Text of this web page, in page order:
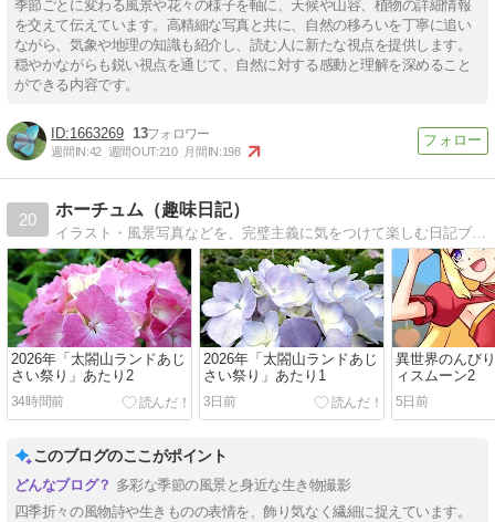
季節ごとに変わる風景や花々の様子を軸に、天候や山容、植物の詳細情報
を交えて伝えています。高精細な写真と共に、自然の移ろいを丁寧に追い
ながら、気象や地理の知識も紹介し、読む人に新たな視点を提供します。
穏やかながらも鋭い視点を通じて、自然に対する感動と理解を深めること
ができる内容です。
1663269 13
週間IN:42 週間OUT:210 月間IN:198
20
ホーチュム（趣味日記）
イラスト・風景写真などを、完璧主義に気をつけて楽しむ日記ブログ。風景は富山県西部の海あたり。最近は「ディフォルメイラスト」「ファミリーパーク」「海王丸パーク」がテーマです。
2026年「太閤山ランドあじ
さい祭り」あたり2
34時間前
2026年「太閤山ランドあじ
さい祭り」あたり1
3日前
異世界のんび
ィスムーン2
5日前
このブログのここがポイント
多彩な季節の風景と身近な生き物撮影
四季折々の風物詩や生きものの表情を、飾り気なく繊細に捉えています。